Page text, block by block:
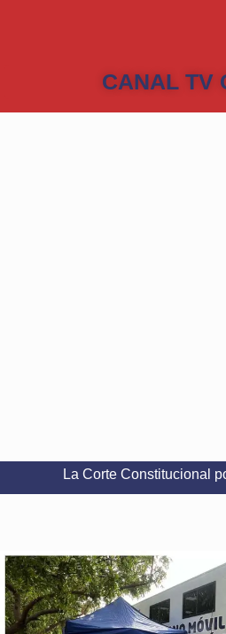
CANAL TV
Constitucional pone límites a